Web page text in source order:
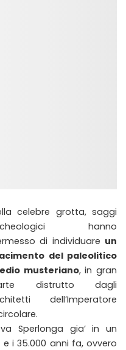
celebre grotta, saggi
hanno
di individuare un
del paleolitico
musteriano, in gran
distrutto dagli
dell’Imperatore
Sperlonga gia’ in un
i 35.000 anni fa, ovvero